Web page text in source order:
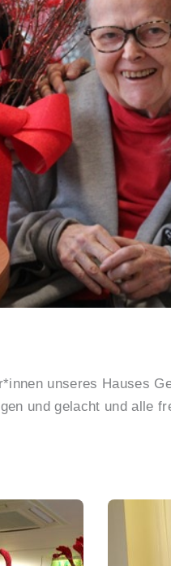
unseres Hauses
und gelacht und alle